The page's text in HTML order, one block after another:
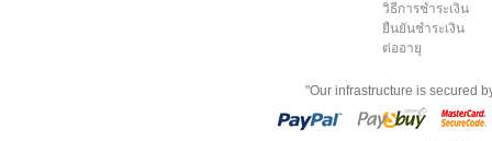
วิธีการชำระเงิน
ยืนยันชำระเงิน
ต่ออายุ
"Our infrastructure is secured